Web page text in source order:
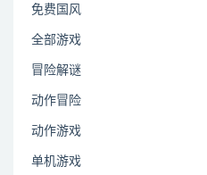
免费国风
全部游戏
冒险解谜
动作冒险
动作游戏
单机游戏